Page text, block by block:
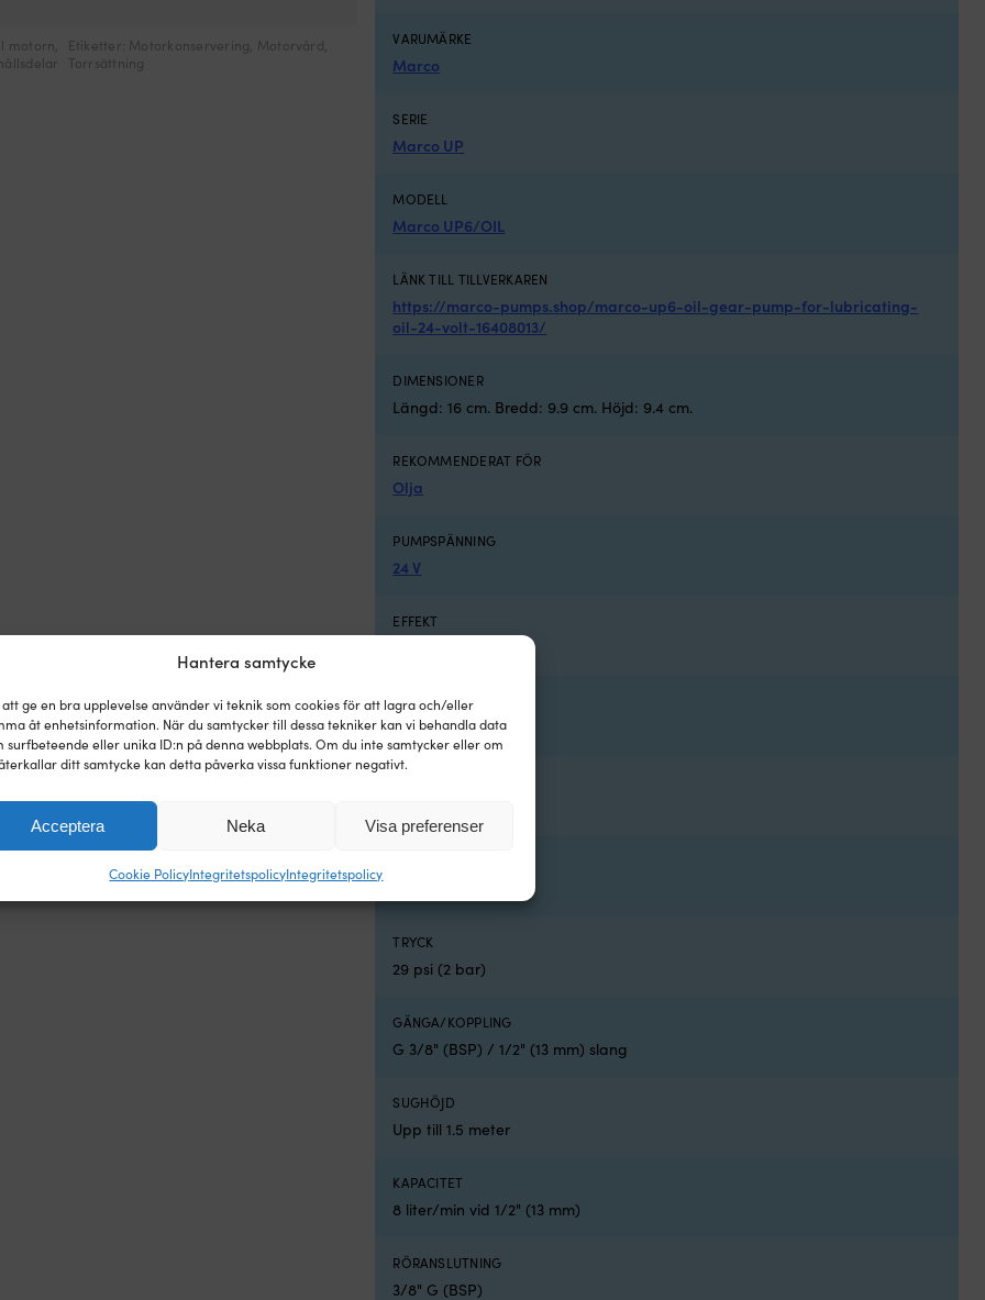
Hantera samtycke
att ge en bra upplevelse använder vi teknik som cookies för att lagra och/eller
åt enhetsinformation. När du samtycker till dessa tekniker kan vi behandla data
surfbeteende eller unika ID:n på denna webbplats. Om du inte samtycker eller om
ditt samtycke kan detta påverka vissa funktioner negativt.
Acceptera Neka Visa preferenser
Cookie PolicyIntegritetspolicyIntegritetspolicy
motorn Etiketter: Motorkonservering Motorvård
Torrsättning
VARUMÄRKE
Marco
SERIE
Marco UP
MODELL
Marco UP6/OIL
LÄNK TILL TILLVERKAREN
https://marco-pumps.shop/marco-up6-oil-gear-pump-for-lubricating-
oil-24-volt-16408013/
DIMENSIONER
Längd: 16 cm. Bredd: 9.9 cm. Höjd: 9.4 cm.
REKOMMENDERAT FÖR
Olja
PUMPSPÄNNING
24 V
EFFEKT
STRÖMFÖRBRUKNING
4 A
TRYCK
29 psi (2 bar)
GÄNGA/KOPPLING
G 3/8" (BSP) / 1/2" (13 mm) slang
SUGHÖJD
Upp till 1.5 meter
KAPACITET
8 liter/min vid 1/2" (13 mm)
RÖRANSLUTNING
3/8" G (BSP)